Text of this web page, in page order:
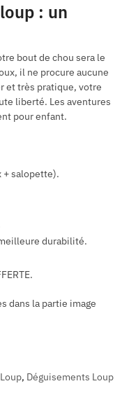
: un
bout de chou sera le
il ne procure aucune
et très pratique, votre
liberté. Les aventures
pour enfant.
+ salopette).
durabilité.
dans la partie image
, Déguisements Loup